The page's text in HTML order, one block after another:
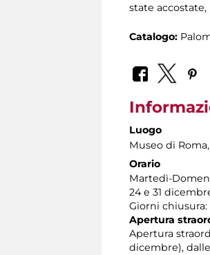
state
Catalogo:
Luogo
Museo di Roma
Orario
Martedì-
24 e 31
Giorni
Apertura
Apertura
dicembre),